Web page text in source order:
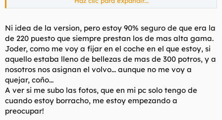
Pero Cartagena o albacete....La de Dios!!!!!!! Aunque realmente
chulo.. impresiona.Que version era, lo sabes? seria la de
gasolina la 2.4 de 140, la de 170 o el T5, con 2,5 litros y 220
????? De cualquier manera hazte fotos joder y ponlas aqui!!!
Ni idea de la version, pero estoy 90% seguro de que era la
de 220 puesto que siempre prestan los de mas alta gama.
Joder, como me voy a fijar en el coche en el que estoy, si
aquello estaba lleno de bellezas de mas de 300 potros, y a
nosotros nos asignan el volvo... aunque no me voy a
quejar, coño...
A ver si me subo las fotos, que en mi pc solo tengo de
cuando estoy borracho, me estoy empezando a
preocupar!